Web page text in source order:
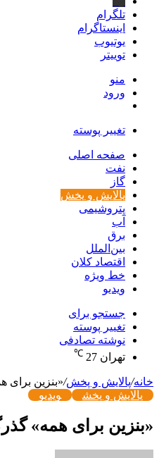
تلگرام
اینستاگرام
یوتیوب
توییتر
منو
ورود
تغییر پوسته
صفحه اصلی
نفت
گاز
پالایش و پخش
پتروشیمی
آب
برق
بین‌الملل
اقتصاد کلان
خط ویژه
ویدیو
جستجو برای
تغییر پوسته
نوشته تصادفی
تهران 27
℃
خانه/پالایش و پخش/«بنزین برای
پالایش و پخش
ویدیو
«بنزین برای همه»